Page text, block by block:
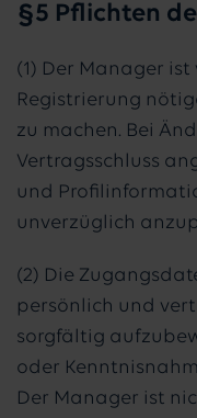
§5 Pflichten
(1) Der Manager
Registrierung
zu machen. Bei
Vertragsschluss
und
unverzüglich
(2) Die
persönlich und
sorgfältig
oder
Der Manager ist